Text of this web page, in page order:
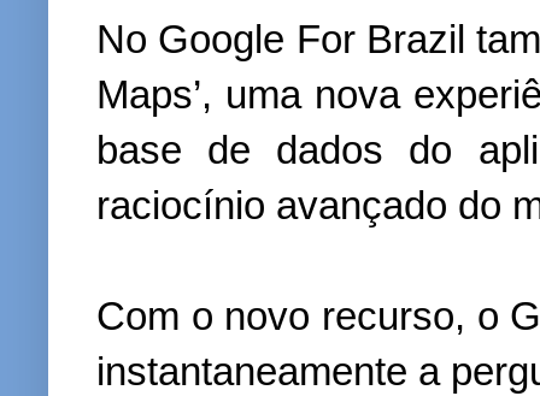
No Google For Brazil
Maps’, uma nova
base de dados do
raciocínio avançado do
Com o novo recurso, o
instantaneamente a